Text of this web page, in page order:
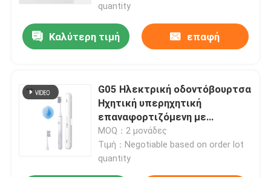
quantity
Καλύτερη τιμή επαφή
G05 Ηλεκτρική οδοντόβουρτσα
Ηχητική υπερηχητική
επαναφορτιζόμενη με
προειδοποίηση χρονομέτρου
MOQ：2 μονάδες
Τιμή：Negotiable based on order lot
quantity